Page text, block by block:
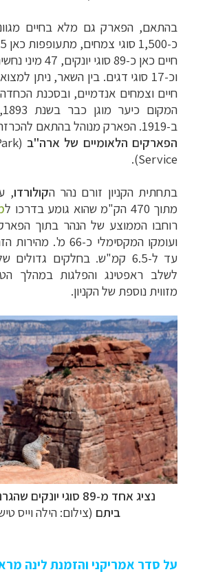
בהתאם, הפארק גם מלא בחיים
וכ-17 סוגי דגים. בין השאר, ניתן
חיים וצמחים אנדמיים, ובסכנת
ב-1919. הפארק מנוהל בהתאם להכרזה זו, על ידי
הפארקים הלאומיים של ארה"ב (
Service
).
בתחתית הקניון זורם נהר הקולורדו
מתוך 470 הק"מ שהוא גומע בדרכו
ל
ועומקו המקסימלי כ-66
עד ל-6.5 קמ"ש. בחלקים
לשלב ראפטינג והפלגות במהלך
מזווית נוספת של הקניון.
נציג אחד מ-89 סוגי
ביתם (צילום: הילה וייס
על סדר אמריקני והזמנת לינה